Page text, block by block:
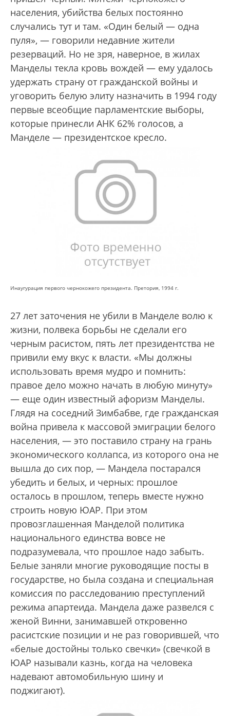
населения, убийства белых постоянно
случались тут и там. «Один белый — одна
пуля», — говорили недавние жители
резерваций. Но не зря, наверное, в жилах
Манделы текла кровь вождей — ему удалось
удержать страну от гражданской войны и
уговорить белую элиту назначить в 1994 году
первые всеобщие парламентские выборы,
которые принесли АНК 62% голосов, а
Манделе — президентское кресло.
Инаугурация первого чернокожего президента. Претория, 1994 г.
27 лет заточения не убили в Манделе волю к
жизни, полвека борьбы не сделали его
черным расистом, пять лет президентства не
привили ему вкус к власти. «Мы должны
использовать время мудро и помнить:
правое дело можно начать в любую минуту»
— еще один известный афоризм Манделы.
Глядя на соседний Зимбабве, где гражданская
война привела к массовой эмиграции белого
населения, — это поставило страну на грань
экономического коллапса, из которого она не
вышла до сих пор, — Мандела постарался
убедить и белых, и черных: прошлое
осталось в прошлом, теперь вместе нужно
строить новую ЮАР. При этом
провозглашенная Манделой политика
национального единства вовсе не
подразумевала, что прошлое надо забыть.
Белые заняли многие руководящие посты в
государстве, но была создана и специальная
комиссия по расследованию преступлений
режима апартеида. Мандела даже развелся с
женой Винни, занимавшей откровенно
расистские позиции и не раз говорившей, что
«белые достойны только свечки» (свечкой в
ЮАР называли казнь, когда на человека
надевают автомобильную шину и
поджигают).